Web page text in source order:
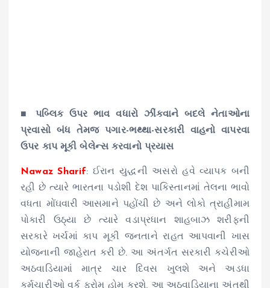
■ પબ્લિક ઉપર ભાવ વધારો ઝીંકવાને બદલે નેતાઓના
પ્રવાસો બંધ તેમજ પગાર-ભથ્થા-સરકારી વાહનો વાપરવા
ઉપર કાપ મૂકી બેલેન્સ કરવાનો પ્રયાસ
Nawaz Sharif: ઈરાન યુદ્ધની અસરો હવે વ્યાપક બની
રહી છે ત્યારે ભારતના પડોશી દેશ પાકિસ્તાનમાં તેલના ભાવો
વધતા મોંઘવારી આસમાને પહોંચી છે અને લોકો ત્રાહીમામ
પોકારી ઉઠ્યા છે ત્યારે વડાપ્રધાન શાહબાઝ શરીફની
સરકારે ખર્ચમાં કાપ મૂકી જનતાને રાહત આપવાની ખાસ
યોજનાની જાહેરાત કરી છે. આ અંતર્ગત સરકારી કચેરીઓ
અઠવાડિયામાં માત્ર ચાર દિવસ ખુલશે અને અડધા
કર્મચારીઓ વર્ક ફ્રોમ હોમ કરશે. આ અઠવાડિયાના અંતથી